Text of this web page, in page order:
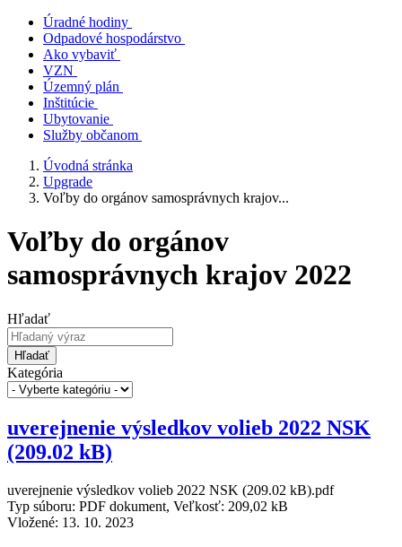
Úradné hodiny
Odpadové hospodárstvo
Ako vybaviť
VZN
Územný plán
Inštitúcie
Ubytovanie
Služby občanom
Úvodná stránka
Upgrade
Voľby do orgánov samosprávnych krajov...
Voľby do orgánov
samosprávnych krajov 2022
Hľadať
Hľadať
Kategória
uverejnenie výsledkov volieb 2022 NSK
(209.02 kB)
uverejnenie výsledkov volieb 2022 NSK (209.02 kB).pdf
Typ súboru: PDF dokument, Veľkosť: 209,02 kB
Vložené: 13. 10. 2023